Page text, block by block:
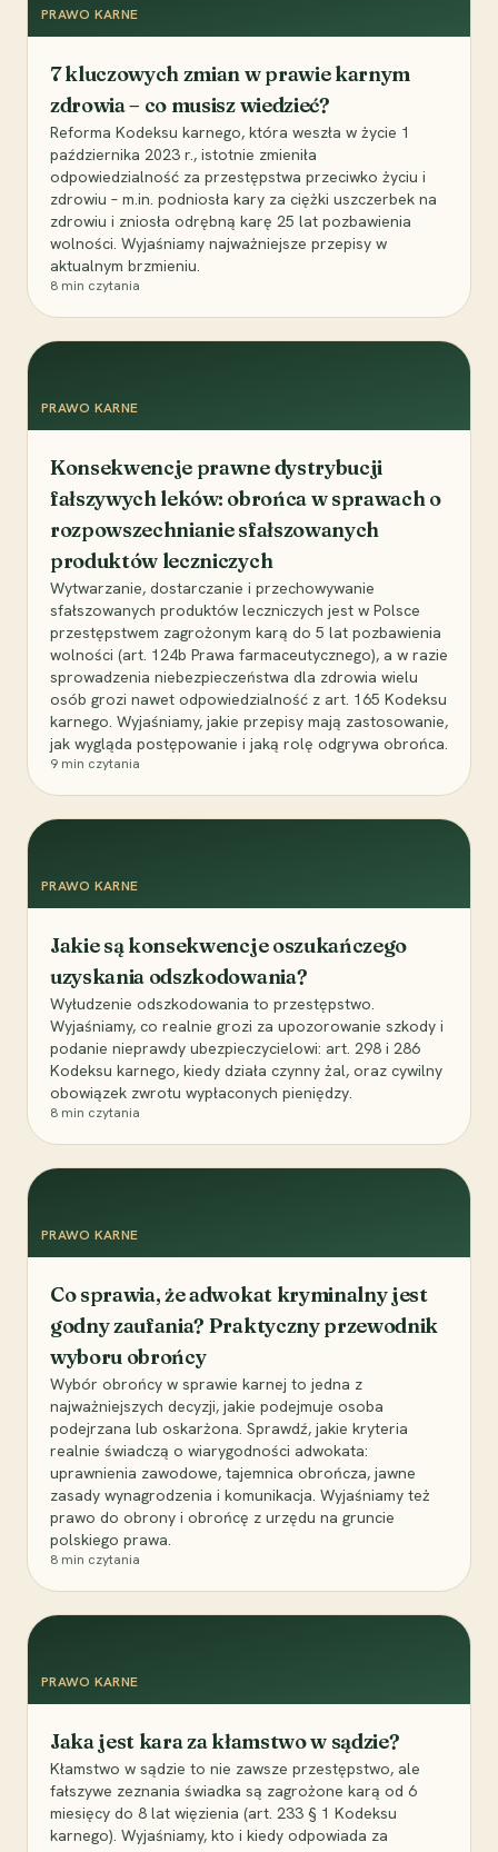
PRAWO KARNE
7 kluczowych zmian w prawie karnym
zdrowia – co musisz wiedzieć?
Reforma Kodeksu karnego, która weszła w życie 1
października 2023 r., istotnie zmieniła
odpowiedzialność za przestępstwa przeciwko życiu i
zdrowiu – m.in. podniosła kary za ciężki uszczerbek na
zdrowiu i zniosła odrębną karę 25 lat pozbawienia
wolności. Wyjaśniamy najważniejsze przepisy w
aktualnym brzmieniu.
8 min czytania
PRAWO KARNE
Konsekwencje prawne dystrybucji
fałszywych leków: obrońca w sprawach o
rozpowszechnianie sfałszowanych
produktów leczniczych
Wytwarzanie, dostarczanie i przechowywanie
sfałszowanych produktów leczniczych jest w Polsce
przestępstwem zagrożonym karą do 5 lat pozbawienia
wolności (art. 124b Prawa farmaceutycznego), a w razie
sprowadzenia niebezpieczeństwa dla zdrowia wielu
osób grozi nawet odpowiedzialność z art. 165 Kodeksu
karnego. Wyjaśniamy, jakie przepisy mają zastosowanie,
jak wygląda postępowanie i jaką rolę odgrywa obrońca.
9 min czytania
PRAWO KARNE
Jakie są konsekwencje oszukańczego
uzyskania odszkodowania?
Wyłudzenie odszkodowania to przestępstwo.
Wyjaśniamy, co realnie grozi za upozorowanie szkody i
podanie nieprawdy ubezpieczycielowi: art. 298 i 286
Kodeksu karnego, kiedy działa czynny żal, oraz cywilny
obowiązek zwrotu wypłaconych pieniędzy.
8 min czytania
PRAWO KARNE
Co sprawia, że adwokat kryminalny jest
godny zaufania? Praktyczny przewodnik
wyboru obrońcy
Wybór obrońcy w sprawie karnej to jedna z
najważniejszych decyzji, jakie podejmuje osoba
podejrzana lub oskarżona. Sprawdź, jakie kryteria
realnie świadczą o wiarygodności adwokata:
uprawnienia zawodowe, tajemnica obrończa, jawne
zasady wynagrodzenia i komunikacja. Wyjaśniamy też
prawo do obrony i obrońcę z urzędu na gruncie
polskiego prawa.
8 min czytania
PRAWO KARNE
Jaka jest kara za kłamstwo w sądzie?
Kłamstwo w sądzie to nie zawsze przestępstwo, ale
fałszywe zeznania świadka są zagrożone karą od 6
miesięcy do 8 lat więzienia (art. 233 § 1 Kodeksu
karnego). Wyjaśniamy, kto i kiedy odpowiada za